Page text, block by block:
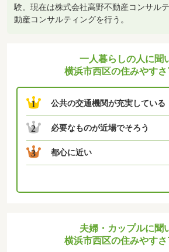
験。現在は株式会社高野不動産コンサル
動産コンサルティングを行う。
一人暮らしの人に聞
横浜市西区の住みやす
1 公共の交通機関が充実している
2 必要なものが近場でそろう
3 都心に近い
夫婦・カップルに聞
横浜市西区の住みやす